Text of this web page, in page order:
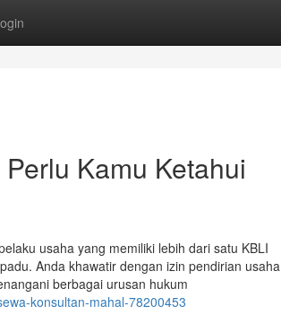
Kamu Ketahui
usaha yang memiliki lebih dari satu KBLI
Anda khawatir dengan izin pendirian usaha
berbagai urusan hukum
konsultan-mahal-78200453